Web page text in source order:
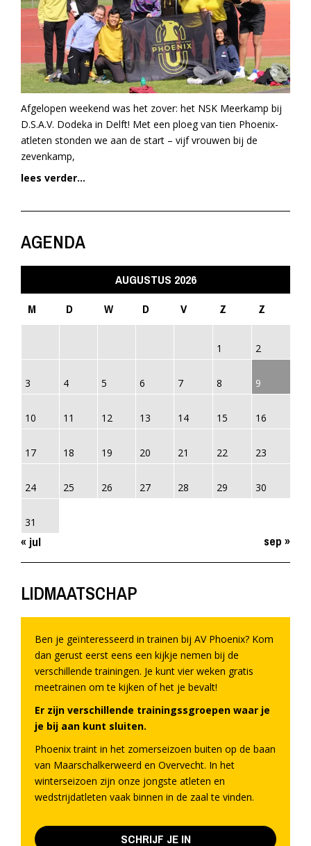
Afgelopen weekend was het zover: het NSK Meerkamp bij
D.S.A.V. Dodeka in Delft! Met een ploeg van tien Phoenix-
atleten stonden we aan de start – vijf vrouwen bij de
zevenkamp,
lees verder...
AGENDA
AUGUSTUS 2026
M
D W D V Z Z
1 2
3 4 5 6 7 8 9
10 11 12 13 14 15 16
17 18 19 20 21 22 23
24 25 26 27 28 29 30
31
« jul sep »
LIDMAATSCHAP
Ben je geïnteresseerd in trainen bij AV Phoenix? Kom
dan gerust eerst eens een kijkje nemen bij de
verschillende trainingen. Je kunt vier weken gratis
meetrainen om te kijken of het je bevalt!
Er zijn verschillende trainingssgroepen waar je
je bij aan kunt sluiten.
Phoenix traint in het zomerseizoen buiten op de baan
van Maarschalkerweerd en Overvecht. In het
winterseizoen zijn onze jongste atleten en
wedstrijdatleten vaak binnen in de zaal te vinden.
SCHRIJF JE IN